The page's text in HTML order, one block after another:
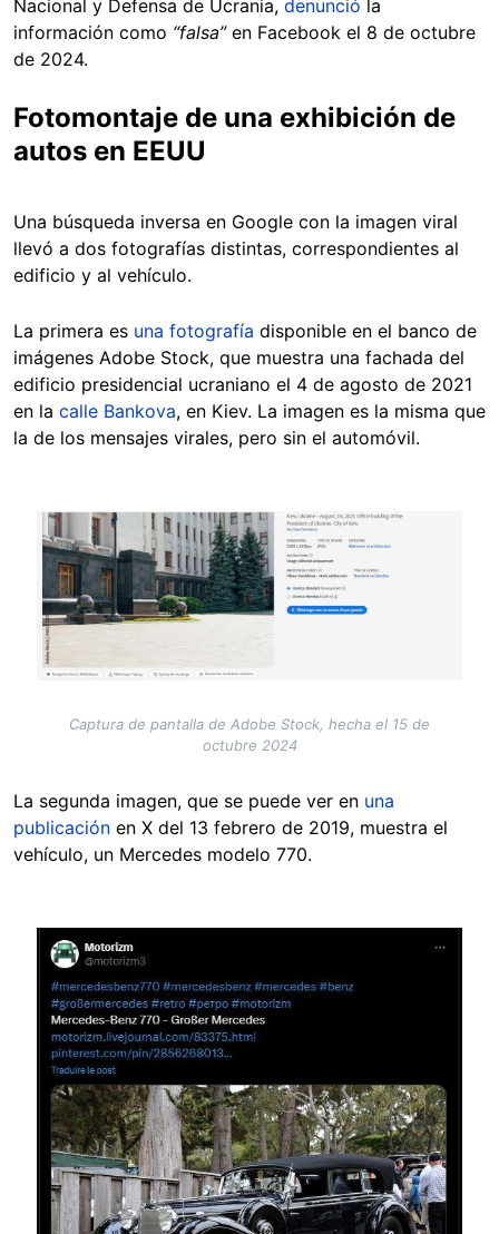
Nacional y Defensa de Ucrania, denunció la
información como “falsa”en Facebook el 8 de octubre
de 2024.
Fotomontaje de una exhibición de
autos en EEUU
Una búsqueda inversa en Google con la imagen viral
llevó a dos fotografías distintas, correspondientes al
edificio y al vehículo.
La primera es una fotografía disponible en el banco de
imágenes Adobe Stock, que muestra una fachada del
edificio presidencial ucraniano el 4 de agosto de 2021
en la calle Bankova, en Kiev. La imagen es la misma que
la de los mensajes virales, pero sin el automóvil.
Image
Captura de pantalla de Adobe Stock, hecha el 15 de
octubre 2024
La segunda imagen, que se puede ver en una
publicación en X del 13 febrero de 2019, muestra el
vehículo, un Mercedes modelo 770.
Image